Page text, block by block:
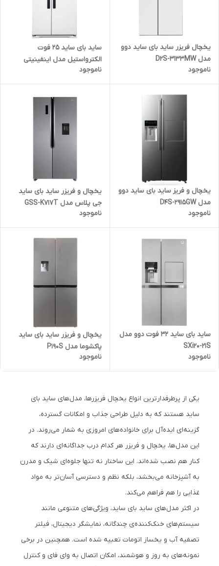
یخچال فریزر ساید بای ساید دوو
مدل D2S-3133MW
ناموجود
ساید بای ساید 25 فوت
الکترواستیل مدل اینفینیتی
ES52 - سفید
ناموجود
یخچال و فریز ساید بای ساید دوو
مدل D4S-2915GW
ناموجود
یخچال و فریزر ساید بای ساید
جی پلاس مدل GSS-K717T
ناموجود
ساید بای ساید 32 فوت دوو مدل
SXi20-21S
ناموجود
یخچال و فریزر ساید بای ساید
پاکشوما مدل P190S
ناموجود
یکی از پرطرفدارترین انواع یخچال فریزرها، مدل‌های ساید بای
ساید هستند که به دلیل طراحی جذاب و امکانات گسترده،
گزینه‌ای ایده‌آل برای خانواده‌های امروزی به شمار می‌روند. در
این مدل‌ها، یخچال و فریزر هر کدام درب جداگانه‌ای دارند که
کنار هم نصب شده‌اند. این ساختار نه تنها جلوه‌ای شیک و مدرن
به آشپزخانه می‌بخشد، بلکه نظم و دسترسی آسان‌تر به مواد
غذایی را هم فراهم می‌کند.
در اکثر مدل‌های ساید بای ساید، ویژگی‌های متنوعی مانند
سیستم‌های خنک‌کننده‌ی چندگانه، نمایشگر دیجیتال، فیلتر
تصفیه آب و یخساز اتومات تعبیه شده است. همچنین در برخی
نمونه‌های به روز و هوشمند، امکان اتصال به وای‌ فای و کنترل